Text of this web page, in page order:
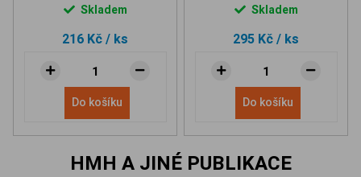
Skladem
216 Kč / ks
Do košíku
Skladem
295 Kč / ks
Do košíku
HMH A JINÉ PUBLIKACE